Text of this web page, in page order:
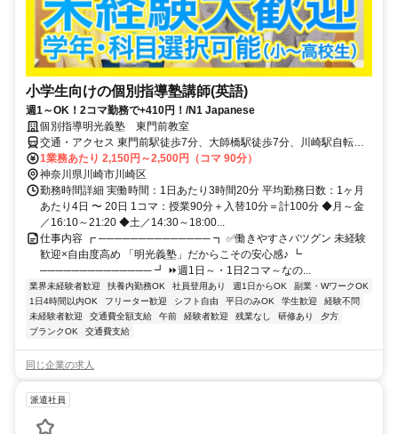
小学生向けの個別指導塾講師(英語)
週1～OK！2コマ勤務で+410円！/N1 Japanese
個別指導明光義塾 東門前教室
交通・アクセス 東門前駅徒歩7分、大師橋駅徒歩7分、川崎駅自転車
18分、自転車・バス・バイク通勤可（応相談）
1業務あたり 2,150円～2,500円（コマ 90分）
神奈川県川崎市川崎区
勤務時間詳細 実働時間：1日あたり3時間20分 平均勤務日数：1ヶ月
あたり4日 〜 20日 1コマ：授業90分＋入替10分＝計100分 ◆月～金
／16:10～21:20 ◆土／14:30～18:00...
仕事内容 ┏ ────────────── ┓ ✅働きやすさバツグン 未経験
歓迎×自由度高め 「明光義塾」だからこその安心感♪ ┗
────────────── ┛ ⏩週1日～・1日2コマ～なの...
業界未経験者歓迎 扶養内勤務OK 社員登用あり 週1日からOK
副業・WワークOK
1日4時間以内OK
フリーター歓迎 シフト自由 平日のみOK 学生歓迎
経験不問
未経験者歓迎
交通費全額支給 午前 経験者歓迎 残業なし 研修あり
夕方
ブランクOK
交通費支給
同じ企業の求人
派遣社員